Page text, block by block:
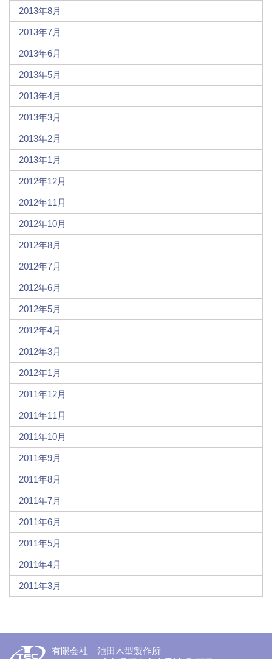
2013年8月
2013年7月
2013年6月
2013年5月
2013年4月
2013年3月
2013年2月
2013年1月
2012年12月
2012年11月
2012年10月
2012年8月
2012年7月
2012年6月
2012年5月
2012年4月
2012年3月
2012年1月
2011年12月
2011年11月
2011年10月
2011年9月
2011年8月
2011年7月
2011年6月
2011年5月
2011年4月
2011年3月
有限会社 池田木型製作所